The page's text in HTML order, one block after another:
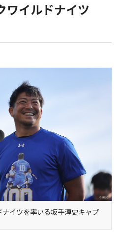
ワイルドナイツ
イツを率いる坂手淳史キャプ